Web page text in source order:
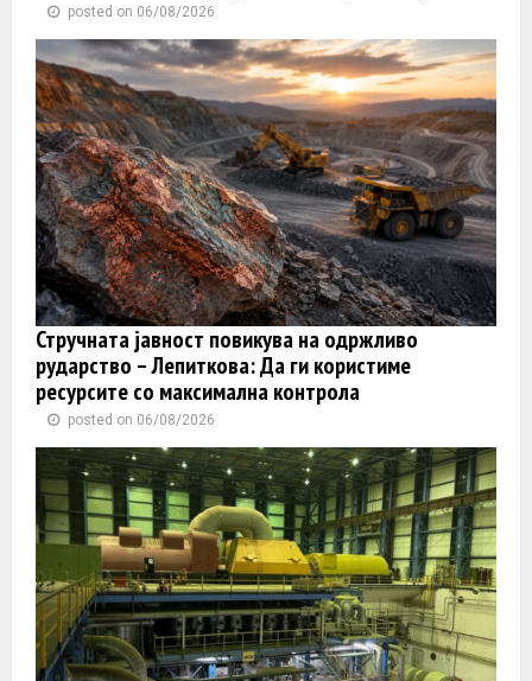
posted on 06/08/2026
Стручната јавност повикува на одржливо
рударство – Лепиткова: Да ги користиме
ресурсите со максимална контрола
posted on 06/08/2026